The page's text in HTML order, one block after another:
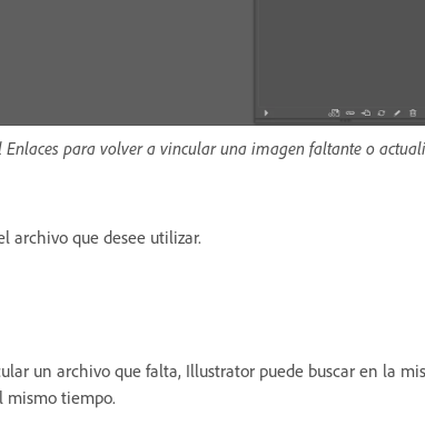
Enlaces para volver a vincular una imagen faltante o
archivo que desee utilizar.
un archivo que falta, Illustrator puede buscar en la
mismo tiempo.